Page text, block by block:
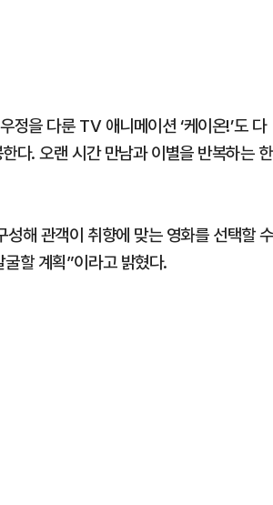
정을 다룬 TV 애니메이션 ‘케이온!’도 다
다. 오랜 시간 만남과 이별을 반복하는 한
해 관객이 취향에 맞는 영화를 선택할
할 계획”이라고 밝혔다.